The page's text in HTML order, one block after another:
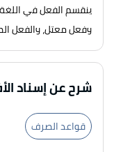
ينقسم الفعل في اللغة
وفعل معتل، والفعل
شرح عن إسناد
قواعد الصرف